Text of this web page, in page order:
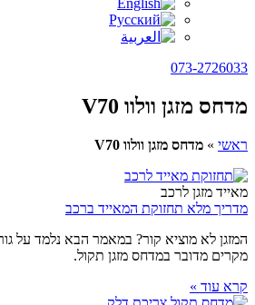
073-2726033
מדחס מזגן וולוו V70
ראשי » מדחס מזגן וולוו V70
מאייד מזגן לרכב
מדריך מלא תחזוקת המאייד ברכב
המזגן לא מוציא קור? במאמר הבא נלמד על
מקרים מדובר במדחס מזגן תקול.
קרא עוד »